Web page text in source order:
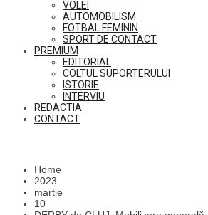
VOLEI
AUTOMOBILISM
FOTBAL FEMININ
SPORT DE CONTACT
PREMIUM
EDITORIAL
COLTUL SUPORTERULUI
ISTORIE
INTERVIU
REDACTIA
CONTACT
Home
2023
martie
10